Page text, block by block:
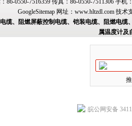
86-0550-7516359 传真：86-0550-7511306 手
GoogleSitemap网址： www.hltzdl.com技术
缆、阻燃屏蔽控制电缆、铠装电缆、阻燃电
属温度计及
皖公网安备